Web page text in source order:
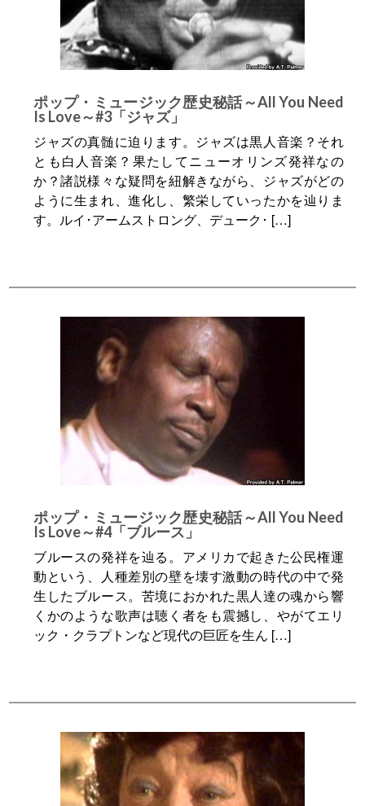
ポップ・ミュージック歴史秘話～All You Need
Is Love～#3「ジャズ」
ジャズの真髄に迫ります。ジャズは黒人音楽？それ
とも白人音楽？果たしてニューオリンズ発祥なの
か？諸説様々な疑問を紐解きながら、ジャズがどの
ように生まれ、進化し、繁栄していったかを辿りま
す。ルイ･アームストロング、デューク･ […]
ポップ・ミュージック歴史秘話～All You Need
Is Love～#4「ブルース」
ブルースの発祥を辿る。アメリカで起きた公民権運
動という、人種差別の壁を壊す激動の時代の中で発
生したブルース。苦境におかれた黒人達の魂から響
くかのような歌声は聴く者をも震撼し、やがてエリ
ック・クラプトンなど現代の巨匠を生ん […]